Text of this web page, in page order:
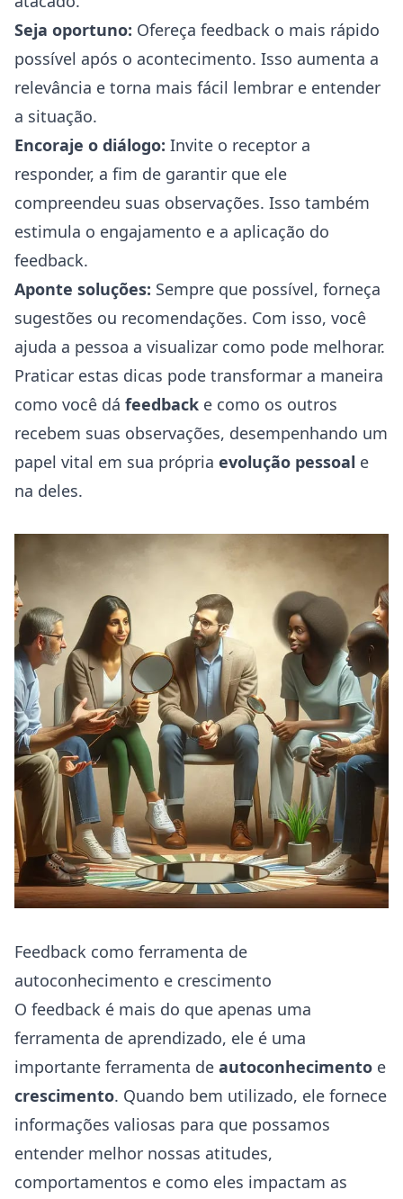
Seja oportuno: Ofereça feedback o mais rápido
possível após o acontecimento. Isso aumenta a
relevância e torna mais fácil lembrar e entender
a situação.
Encoraje o diálogo: Invite o receptor a
responder, a fim de garantir que ele
compreendeu suas observações. Isso também
estimula o engajamento e a aplicação do
feedback.
Aponte soluções: Sempre que possível, forneça
sugestões ou recomendações. Com isso, você
ajuda a pessoa a visualizar como pode melhorar.
Praticar estas dicas pode transformar a maneira
como você dá feedback e como os outros
recebem suas observações, desempenhando um
papel vital em sua própria evolução pessoal e
na deles.
Feedback como ferramenta de
autoconhecimento e crescimento
O feedback é mais do que apenas uma
ferramenta de aprendizado, ele é uma
importante ferramenta de autoconhecimento e
crescimento. Quando bem utilizado, ele fornece
informações valiosas para que possamos
entender melhor nossas atitudes,
comportamentos e como eles impactam as